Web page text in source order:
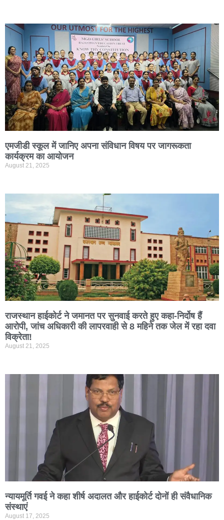
एमजीडी स्कूल में जानिए अपना संविधान ​विषय पर जागरूकता
कार्यक्रम का आयोजन
August 21, 2025
राजस्थान हाईकोर्ट ने जमानत पर सुनवाई करते हुए कहा-निर्दोष हैं
आरोपी, जांच अधिकारी की लापरवाही से 8 महिने तक जेल में रहा दवा
विक्रेता!
August 21, 2025
न्यायमूर्ति गवई ने कहा शीर्ष अदालत और हाईकोर्ट दोनों ही संवैधानिक
संस्थाएं
August 17, 2025